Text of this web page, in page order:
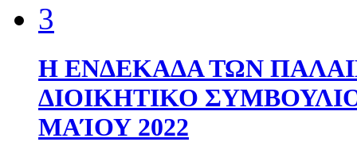
Η ΕΝΔΕΚΑΔΑ ΤΩΝ
ΔΙΟΙΚΗΤΙΚΟ
ΜΑΊΟΥ 2022